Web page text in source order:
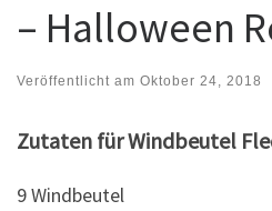
– Halloween
Veröffentlicht am Oktober 24, 2018
Zutaten für Windbeutel
9 Windbeutel